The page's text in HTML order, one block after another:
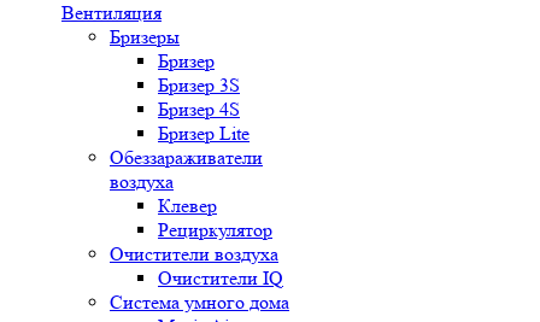
Вентиляция
Бризеры
Бризер
Бризер 3S
Бризер 4S
Бризер Lite
Обеззараживатели
воздуха
Клевер
Рециркулятор
Очистители воздуха
Очистители IQ
Система умного дома